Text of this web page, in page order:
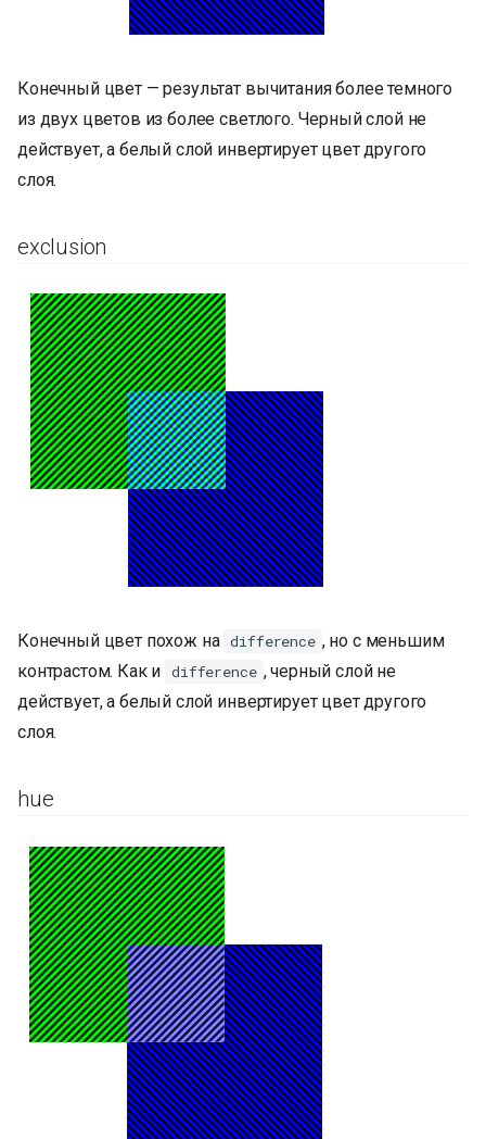
Конечный цвет — результат вычитания более темного
из двух цветов из более светлого. Черный слой не
действует, а белый слой инвертирует цвет другого
слоя.
exclusion
Конечный цвет похож на difference , но с меньшим
контрастом. Как и difference , черный слой не
действует, а белый слой инвертирует цвет другого
слоя.
hue